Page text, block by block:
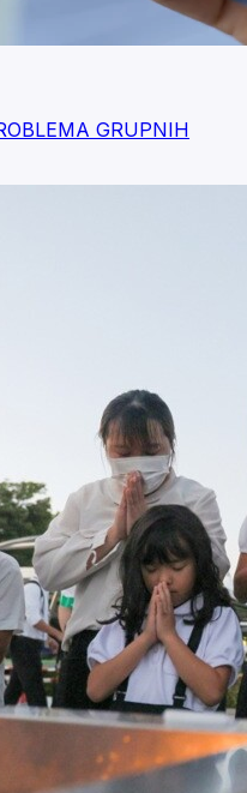
GRUPNIH